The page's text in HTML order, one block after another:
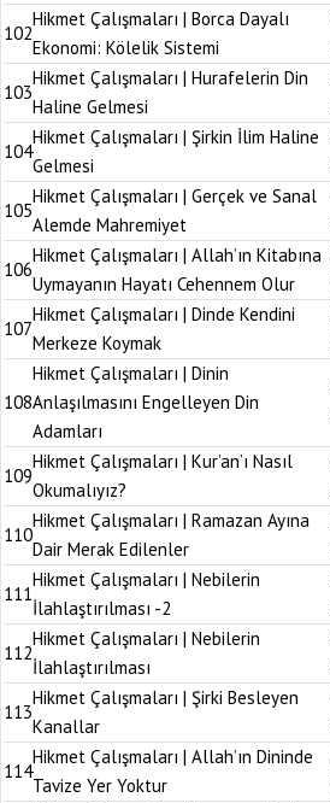
102
Hikmet Çalışmaları | Borca Dayalı
Ekonomi: Kölelik Sistemi
103
Hikmet Çalışmaları | Hurafelerin Din
Haline Gelmesi
104
Hikmet Çalışmaları | Şirkin İlim Haline
Gelmesi
105
Hikmet Çalışmaları | Gerçek ve Sanal
Alemde Mahremiyet
106
Hikmet Çalışmaları | Allah’ın Kitabına
Uymayanın Hayatı Cehennem Olur
107
Hikmet Çalışmaları | Dinde Kendini
Merkeze Koymak
108
Hikmet Çalışmaları | Dinin
Anlaşılmasını Engelleyen Din
Adamları
109
Hikmet Çalışmaları | Kur’an’ı Nasıl
Okumalıyız?
110
Hikmet Çalışmaları | Ramazan Ayına
Dair Merak Edilenler
111
Hikmet Çalışmaları | Nebilerin
İlahlaştırılması -2
112
Hikmet Çalışmaları | Nebilerin
İlahlaştırılması
113
Hikmet Çalışmaları | Şirki Besleyen
Kanallar
114
Hikmet Çalışmaları | Allah’ın Dininde
Tavize Yer Yoktur